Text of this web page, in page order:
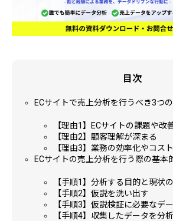
目次
ECサイトで売上分析を行うべき3つ
【理由1】ECサイトの課題や改
【理由2】顧客理解が深まる
【理由3】業務の効率化やコス
ECサイトの売上分析を行う際の基本
【手順1】分析する目的と現状
【手順2】仮説を洗い出す
【手順3】仮説検証に必要なデ
【手順4】収集したデータを分